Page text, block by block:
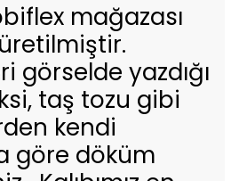
mağazası
görselde yazdığı
taş tozu gibi
kendi
göre döküm